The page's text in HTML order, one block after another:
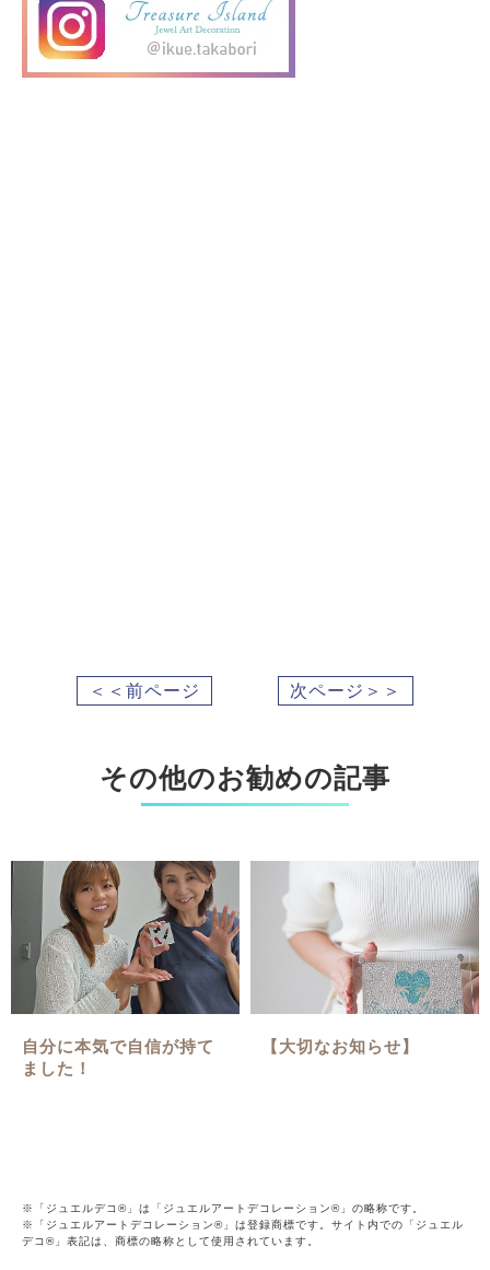
＜＜前ページ 次ページ＞＞
その他のお勧めの記事
自分に本気で自信が持て
ました！
【大切なお知らせ】
※「ジュエルデコ®」は「ジュエルアートデコレーション®」の略称です。
※「ジュエルアートデコレーション®」は登録商標です。サイト内での「ジュエル
デコ®」表記は、商標の略称として使用されています。